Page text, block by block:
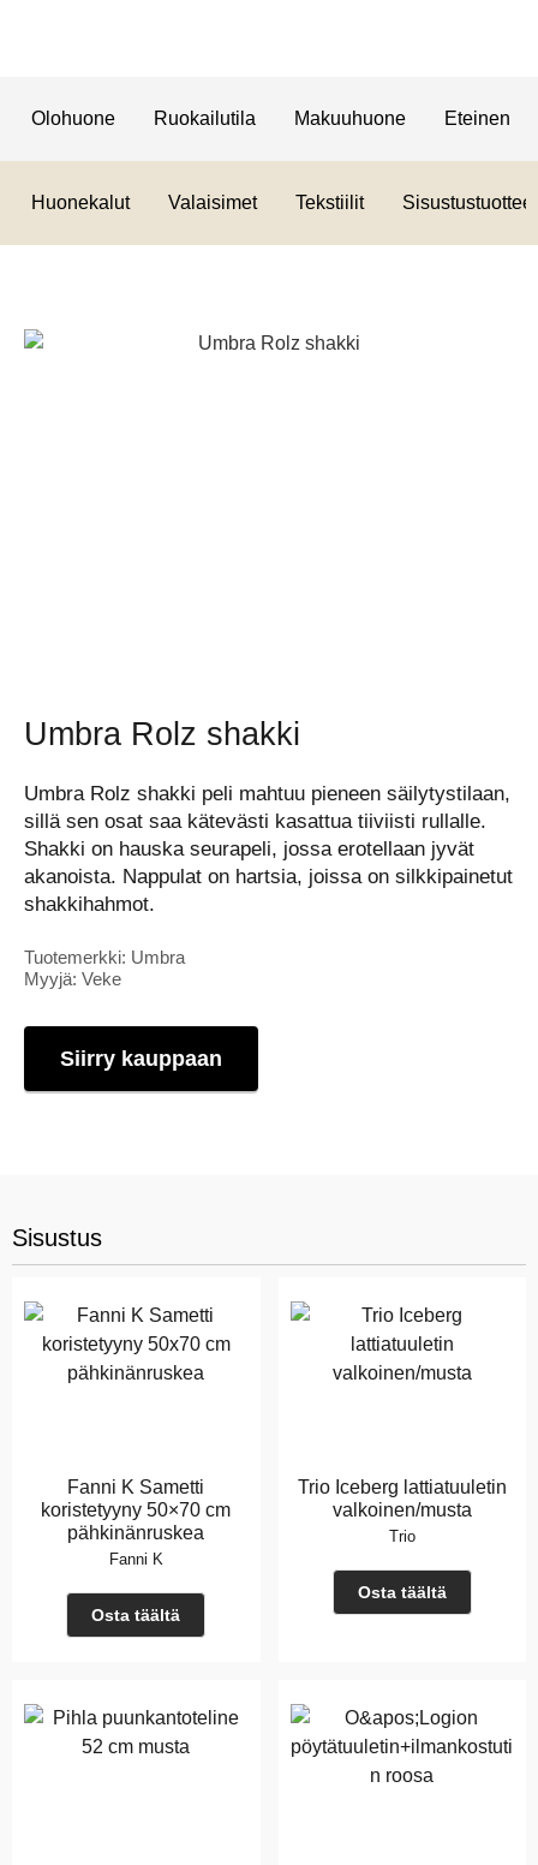
Olohuone Ruokailutila Makuuhuone Eteinen
Huonekalut Valaisimet Tekstiilit Sisustustuotteet
Umbra Rolz shakki
Umbra Rolz shakki peli mahtuu pieneen säilytystilaan,
sillä sen osat saa kätevästi kasattua tiiviisti rullalle.
Shakki on hauska seurapeli, jossa erotellaan jyvät
akanoista. Nappulat on hartsia, joissa on silkkipainetut
shakkihahmot.
Tuotemerkki: Umbra
Myyjä: Veke
Siirry kauppaan
Sisustus
Fanni K Sametti
koristetyyny 50×70 cm
pähkinänruskea
Fanni K
Osta täältä
Trio Iceberg lattiatuuletin
valkoinen/musta
Trio
Osta täältä